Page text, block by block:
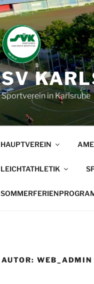
SV
Sportverein in Karlsruhe
HAUPTVEREIN
LEICHTATHLETIK
AUTOR: WEB_ADMIN